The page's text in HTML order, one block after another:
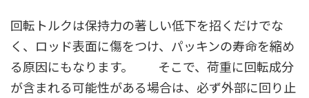
回転トルクは保持力の著しい低下を招くだけでな
く、ロッド表面に傷をつけ、パッキンの寿命を縮め
る原因にもなります。 そこで、荷重に回転成分
が含まれる可能性がある場合は、必ず外部に回り止